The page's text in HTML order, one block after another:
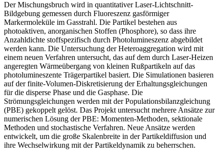
Der Mischungsbruch wird in quantitativer Laser-Lichtschnitt-
Bildgebung gemessen durch Fluoreszenz gasförmiger
Markermoleküle im Gasstrahl. Die Partikel bestehen aus
photoaktiven, anorganischen Stoffen (Phosphore), so dass ihre
Anzahldichte stoffspezifisch durch Photolumineszenz abgebildet
werden kann. Die Untersuchung der Heteroaggregation wird mit
einem neuen Verfahren untersucht, das auf dem durch Laser-Heizen
angeregten Wärmeübergang von kleinen Rußpartikeln auf das
photolumineszente Trägerpartikel basiert. Die Simulationen basieren
auf der finite-Volumen-Diskretisierung der Erhaltungsgleichungen
für die disperse Phase und die Gasphase. Die
Strömungsgleichungen werden mit der Populationsbilanzgleichung
(PBE) gekoppelt gelöst. Das Projekt untersucht mehrere Ansätze zur
numerischen Lösung der PBE: Momenten-Methoden, sektionale
Methoden und stochastische Verfahren. Neue Ansätze werden
entwickelt, um die große Skalenbreite in der Partikeldiffusion und
ihre Wechselwirkung mit der Partikeldynamik zu beherrschen.